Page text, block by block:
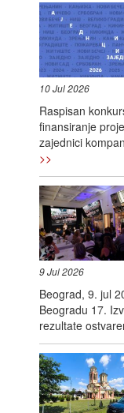
10 Jul 2026
Raspisan
finansiranje
zajednici
>>
9 Jul 2026
Beograd, 9. jul
Beogradu 17.
rezultate